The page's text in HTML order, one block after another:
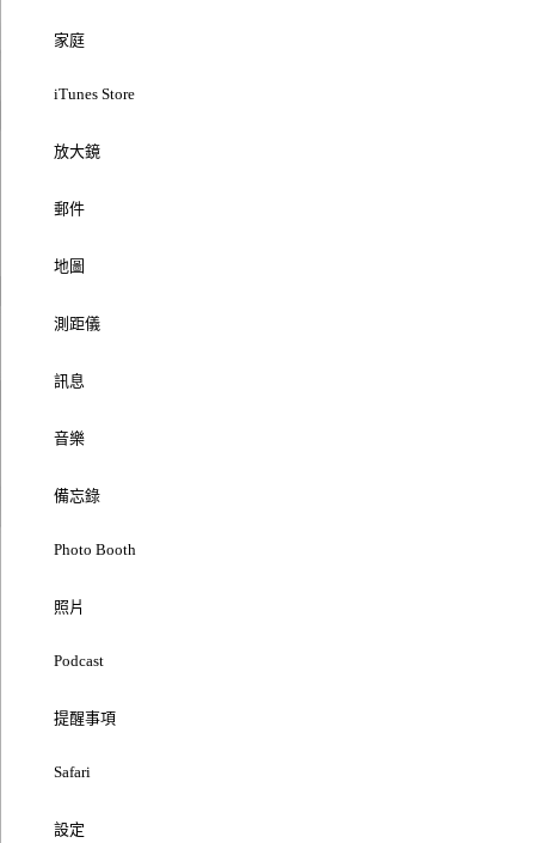
家庭
iTunes Store
放大鏡
郵件
地圖
測距儀
訊息
音樂
備忘錄
Photo Booth
照片
Podcast
提醒事項
Safari
設定